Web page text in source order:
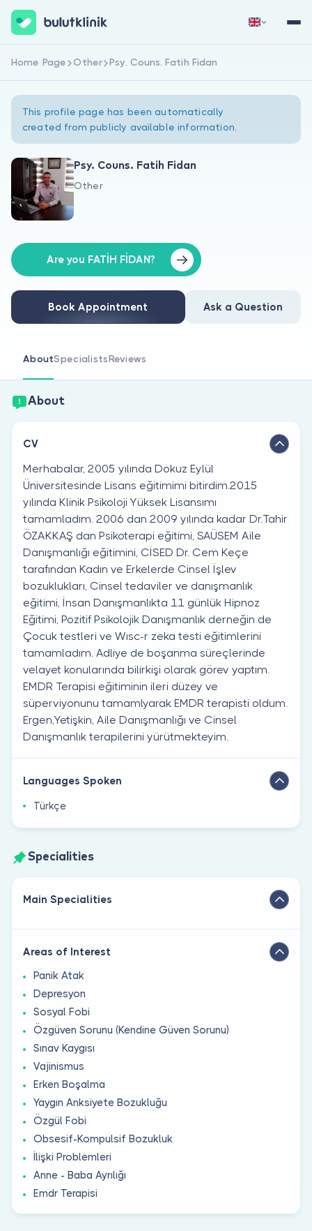
About Us
For Doctors
Are you a doctor?
Sign Up Now Sign In
Home Page Other Psy. Couns. Fatih Fidan
This profile page has been automatically
created from publicly available information.
Psy. Couns. Fatih Fidan
Other
Are you FATİH FİDAN?
Book Appointment Ask a Question
AboutSpecialistsReviews
About
CV
Merhabalar, 2005 yılında Dokuz Eylül
Üniversitesinde Lisans eğitimimi bitirdim.2015
yılında Klinik Psikoloji Yüksek Lisansımı
tamamladım. 2006 dan 2009 yılında kadar Dr.Tahir
ÖZAKKAŞ dan Psikoterapi eğitimi, SAÜSEM Aile
Danışmanlığı eğitimini, CİSED Dr. Cem Keçe
tarafından Kadın ve Erkelerde Cinsel İşlev
bozuklukları, Cinsel tedaviler ve danışmanlık
eğitimi, İnsan Danışmanlıkta 11 günlük Hipnoz
Eğitimi, Pozitif Psikolojik Danışmanlık derneğin de
Çocuk testleri ve Wısc-r zeka testi eğitimlerini
tamamladım. Adliye de boşanma süreçlerinde
velayet konularında bilirkişi olarak görev yaptım.
EMDR Terapisi eğitiminin ileri düzey ve
süperviyonunu tamamlyarak EMDR terapisti oldum.
Ergen,Yetişkin, Aile Danışmanlığı ve Cinsel
Danışmanlık terapilerini yürütmekteyim.
Languages Spoken
Türkçe
Specialities
Main Specialities
Areas of Interest
Panik Atak
Depresyon
Sosyal Fobi
Özgüven Sorunu (Kendine Güven Sorunu)
Sınav Kaygısı
Vajinismus
Erken Boşalma
Yaygın Anksiyete Bozukluğu
Özgül Fobi
Obsesif-Kompulsif Bozukluk
İlişki Problemleri
Anne - Baba Ayrılığı
Emdr Terapisi